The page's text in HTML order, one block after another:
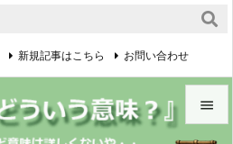

新規記事はこちら お問い合わせ
